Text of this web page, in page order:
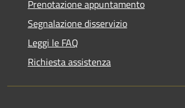
Prenotazione appuntamento
Segnalazione disservizio
Leggi le FAQ
Richiesta assistenza